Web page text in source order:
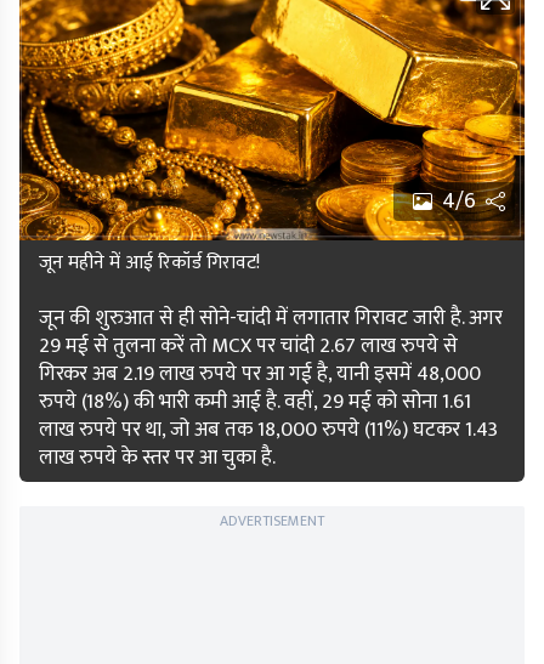
4/6
जून महीने में आई रिकॉर्ड गिरावट!
जून की शुरुआत से ही सोने-चांदी में लगातार गिरावट जारी है. अगर
29 मई से तुलना करें तो MCX पर चांदी 2.67 लाख रुपये से
गिरकर अब 2.19 लाख रुपये पर आ गई है, यानी इसमें 48,000
रुपये (18%) की भारी कमी आई है. वहीं, 29 मई को सोना 1.61
लाख रुपये पर था, जो अब तक 18,000 रुपये (11%) घटकर 1.43
लाख रुपये के स्तर पर आ चुका है.
ADVERTISEMENT